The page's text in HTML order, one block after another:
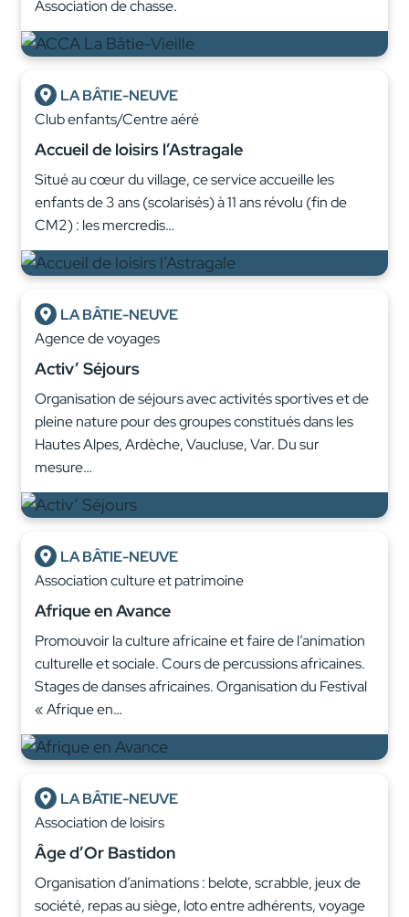
Association de chasse.
LA BÂTIE-NEUVE
Club enfants/Centre aéré
Accueil de loisirs l’Astragale
Situé au cœur du village, ce service accueille les
enfants de 3 ans (scolarisés) à 11 ans révolu (fin de
CM2) : les mercredis…
LA BÂTIE-NEUVE
Agence de voyages
Activ’ Séjours
Organisation de séjours avec activités sportives et de
pleine nature pour des groupes constitués dans les
Hautes Alpes, Ardèche, Vaucluse, Var. Du sur
mesure…
LA BÂTIE-NEUVE
Association culture et patrimoine
Afrique en Avance
Promouvoir la culture africaine et faire de l’animation
culturelle et sociale. Cours de percussions africaines.
Stages de danses africaines. Organisation du Festival
« Afrique en…
LA BÂTIE-NEUVE
Association de loisirs
Âge d’Or Bastidon
Organisation d’animations : belote, scrabble, jeux de
société, repas au siège, loto entre adhérents, voyage